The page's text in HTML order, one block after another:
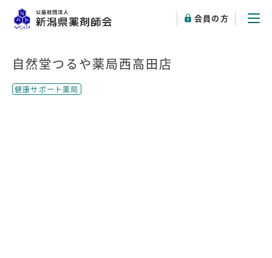
会員の方
自然堂つるや薬局西高田店
健康サポート薬局